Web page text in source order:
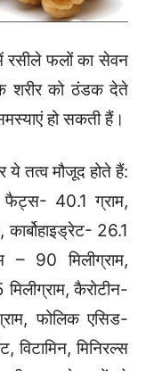
रसीले फलों का सेवन
शरीर को ठंडक देते
हो सकती हैं।
तत्व मौजूद होते हैं:
फैट्स- 40.1 ग्राम,
26.1
– 90 मिलीग्राम,
कैरोटीन-
फोलिक एसिड-
मिनिरल्स